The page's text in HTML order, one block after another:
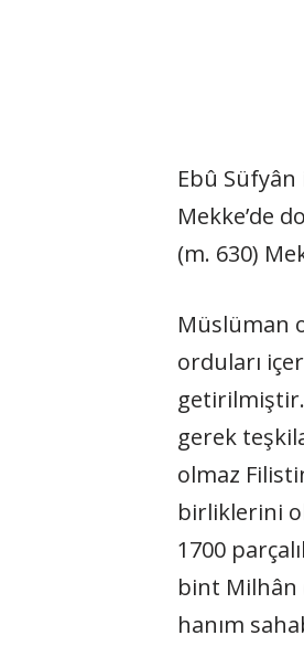
Ebû Süfyân
Mekke’de
(m. 630)
Müslüman
orduları
getirilmiştir.
gerek
olmaz
birliklerini
1700
bint Milhân
hanım